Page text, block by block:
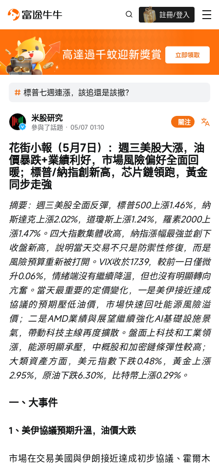
註冊/登入
迎新驚喜賞 股票/BTC等任你揀!
標普七週連漲，該追還是該撤？
米股研究
參與了話題 · 05/07 01:10
關注
花街小報（5月7日）：週三美股大漲，油
價暴跌+業績利好，市場風險偏好全面回
暖；標普/納指創新高，芯片鏈領跑，黃金
同步走強
摘要：週三美股全面反彈，標普500上漲1.46%，納
斯達克上漲2.02%，道瓊斯上漲1.24%，羅素2000上
漲1.47%。四大指數集體收高，納指漲幅最強並創下
收盤新高，說明當天交易不只是防禦性修復，而是
風險預算重新被打開。VIX收於17.39，較前一日僅微
升0.06%，情緒端沒有繼續降溫，但也沒有明顯轉向
亢奮。當天最重要的定價變化，一是美伊接近達成
協議的預期壓低油價，市場快速回吐能源風險溢
價；二是AMD業績與展望繼續強化AI基礎設施景
氣，帶動科技主線再度擴散。盤面上科技和工業領
漲，能源明顯承壓，中概股和加密鏈條彈性較高；
大類資產方面，美元指數下跌0.48%，黃金上漲
2.95%，原油下跌6.30%，比特幣上漲0.29%。
一、大事件
1、美伊協議預期升溫，油價大跌
市場在交易美國與伊朗接近達成初步協議、霍爾木